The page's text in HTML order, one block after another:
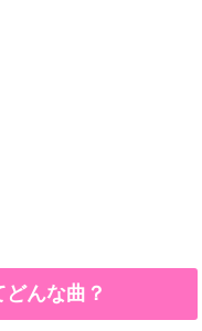
どんな曲？